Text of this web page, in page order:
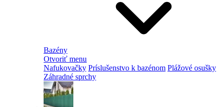
Bazény
Otvoriť menu
Nafukovačky Príslušenstvo k bazénom Plážové osušky
Záhradné sprchy